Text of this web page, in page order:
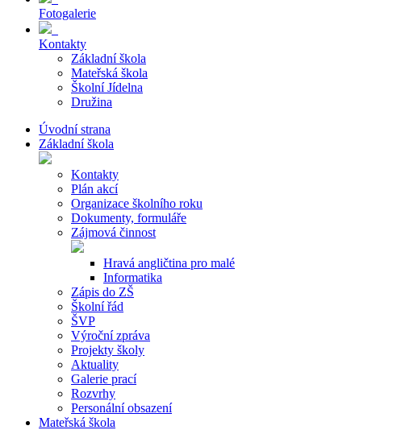
Fotogalerie
Kontakty
Základní škola
Mateřská škola
Školní Jídelna
Družina
Úvodní strana
Základní škola
Kontakty
Plán akcí
Organizace školního roku
Dokumenty, formuláře
Zájmová činnost
Hravá angličtina pro malé
Informatika
Zápis do ZŠ
Školní řád
ŠVP
Výroční zpráva
Projekty školy
Aktuality
Galerie prací
Rozvrhy
Personální obsazení
Mateřská škola